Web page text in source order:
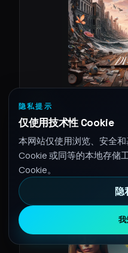
Diversi
1 首曲目 • Aug 16, 2024
隐私提示
仅使用技术性 Cookie
本网站仅使用浏览、安全
Cookie 或同等的本地存储
Cookie。
隐
我